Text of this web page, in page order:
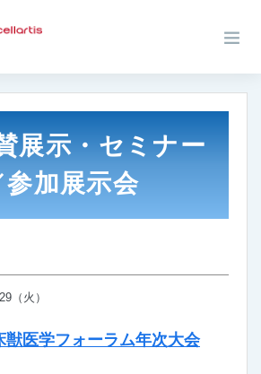
展示・セミナー
参加展示会
（火）
獣医学フォーラム年次大会